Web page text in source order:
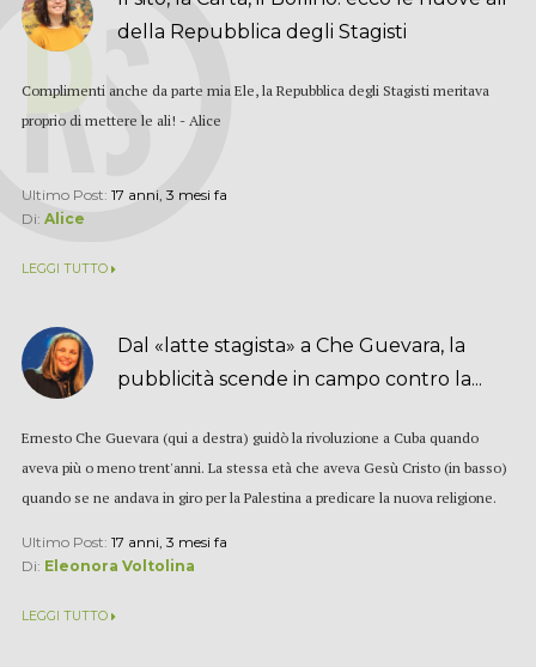
della Repubblica degli Stagisti
Complimenti anche da parte mia Ele, la Repubblica degli Stagisti meritava
proprio di mettere le ali! - Alice
Ultimo Post: 17 anni, 3 mesi fa
Di: Alice
LEGGI TUTTO
Dal «latte stagista» a Che Guevara, la
pubblicità scende in campo contro la...
Ernesto Che Guevara (qui a destra) guidò la rivoluzione a Cuba quando
aveva più o meno trent'anni. La stessa età che aveva Gesù Cristo (in basso)
quando se ne andava in giro per la Palestina a predicare la nuova religione.
Ultimo Post: 17 anni, 3 mesi fa
Di: Eleonora Voltolina
LEGGI TUTTO